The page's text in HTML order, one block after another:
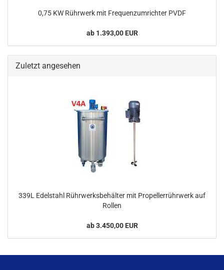
0,75 KW Rührwerk mit Frequenzumrichter PVDF
ab 1.393,00 EUR
Zuletzt angesehen
339L Edelstahl Rührwerksbehälter mit Propellerrührwerk auf
Rollen
ab 3.450,00 EUR